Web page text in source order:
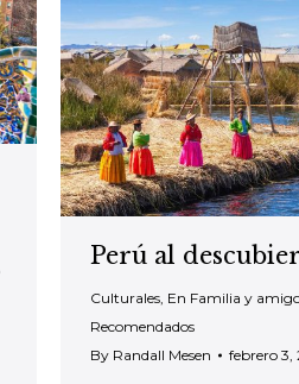
Perú al
Culturales En Familia y
Recomendados
By Randall Mesen febrero 3,